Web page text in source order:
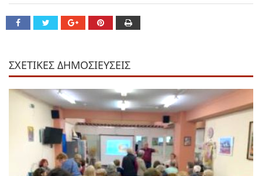
ΣΧΕΤΙΚΕΣ ΔΗΜΟΣΙΕΥΣΕΙΣ